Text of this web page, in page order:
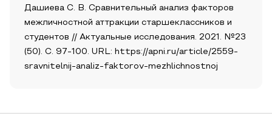
Дашиева С. В. Сравнительный анализ факторов
межличностной аттракции старшеклассников и
студентов // Актуальные исследования. 2021. №23
(50). С. 97-100. URL: https://apni.ru/article/2559-
sravnitelnij-analiz-faktorov-mezhlichnostnoj